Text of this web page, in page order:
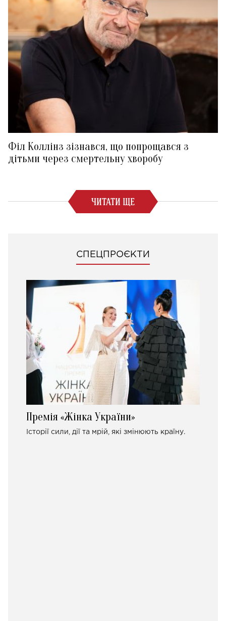
Філ Коллінз зізнався, що попрощався з
дітьми через смертельну хворобу
ЧИТАТИ ЩЕ
СПЕЦПРОЄКТИ
Премія «Жінка України»
Історії сили, дії та мрій, які змінюють країну.